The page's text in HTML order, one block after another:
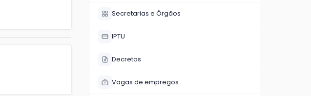
Secretarias e Órgãos
IPTU
Decretos
Vagas de empregos